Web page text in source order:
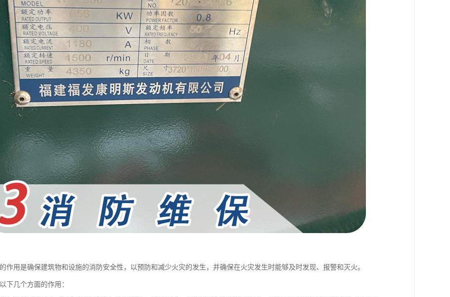
作用是确保建筑物和设施的消防安全性，以预防和减少火灾的发生，并确保在火灾发生时能够及时发现、报警和灭火。
下几个方面的作用：